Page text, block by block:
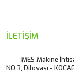
Ürün resmi
Ürün bilgilerinde
İLETİŞİM
İMES Makine
NO:3, Dilovası -